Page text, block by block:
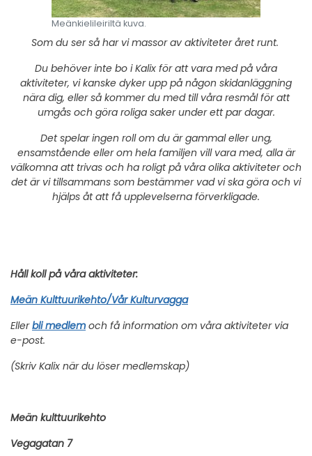
Meänkielileiriltä kuva.
Som du ser så har vi massor av aktiviteter året runt.
Du behöver inte bo i Kalix för att vara med på våra
aktiviteter, vi kanske dyker upp på någon skidanläggning
nära dig, eller så kommer du med till våra resmål för att
umgås och göra roliga saker under ett par dagar.
Det spelar ingen roll om du är gammal eller ung,
ensamstående eller om hela familjen vill vara med, alla är
välkomna att trivas och ha roligt på våra olika aktiviteter och
det är vi tillsammans som bestämmer vad vi ska göra och vi
hjälps åt att få upplevelserna förverkligade.
Håll koll på våra aktiviteter:
Meän Kulttuurikehto/Vår Kulturvagga
Ellerbli medlem och få information om våra aktiviteter via
e-post.
(Skriv Kalix när du löser medlemskap)
Meän kulttuurikehto
Vegagatan 7